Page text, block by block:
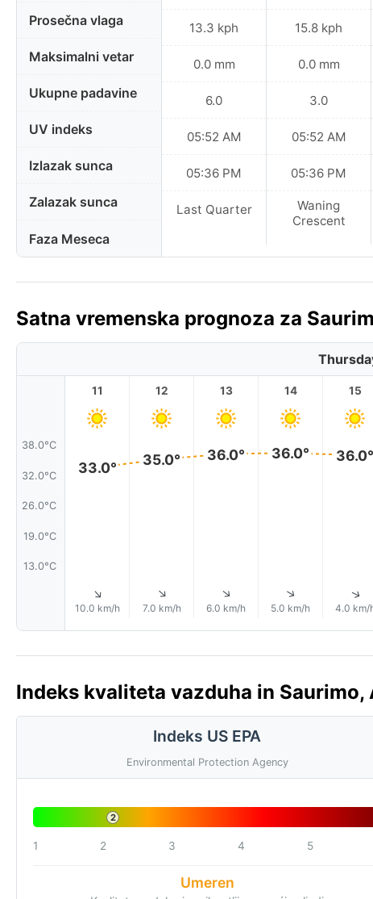
Prosečna vlaga
Maksimalni vetar
Ukupne padavine
UV indeks
Izlazak sunca
Zalazak sunca
Faza Meseca
13.3 kph
0.0 mm
6.0
05:52 AM
05:36 PM
Last Quarter
15.8 kph
0.0 mm
3.0
05:52 AM
05:36 PM
Waning
Crescent
Satna vremenska prognoza za
38.0°C
32.0°C
26.0°C
19.0°C
13.0°C
11
33.0°
↑
10.0 km/h
12
35.0°
↑
7.0 km/h
13
36.0°
↑
6.0 km/h
14
36.0°
↑
5.0 km/h
15
36.0°
↑
4.0 km/
Indeks kvaliteta vazduha in
Indeks US EPA
Environmental Protection Agency
2
1 2 3 4 5
Umeren